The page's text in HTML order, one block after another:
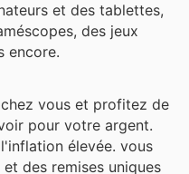
et des tablettes,
des jeux
encore.
vous et profitez de
pour votre argent.
élevée. vous
des remises uniques